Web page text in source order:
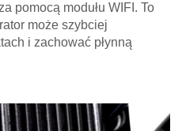
pomocą modułu WIFI. To
może szybciej
i zachować płynną